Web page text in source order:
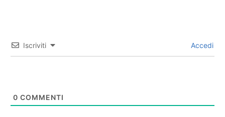
Iscriviti Accedi
0 COMMENTI